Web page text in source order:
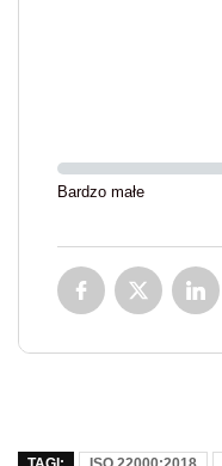
Bardzo małe